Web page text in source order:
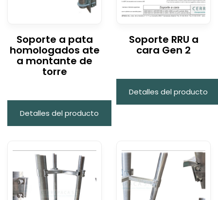
Soporte a pata
homologados ate
a montante de
torre
Detalles del producto
Soporte RRU a
cara Gen 2
Detalles del producto